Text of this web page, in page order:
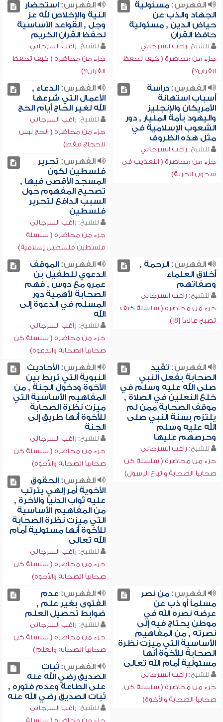
الفهرس:مسئولية
الجهاد والذب عن
حياض الدين , مسئولية
حافظ القرآن
للشيخ: راغب السرجاني
جزء من محاضرة ( كيف تحفظ
القرآن؟)
الفهرس:استحضار
النية والإخلاص لله عز
وجل , القواعد الأساسية
لحفظ القرآن الكريم
للشيخ: راغب السرجاني
جزء من محاضرة ( كيف تحفظ
القرآن؟)
الفهرس:دراسة
أسباب استهانة
الأمريكان والإنجليز
واليهود بأمة المليار , دور
الشعوب الإسلامية في
مثل هذه الظروف
للشيخ: راغب السرجاني
جزء من محاضرة ( التعذيب في
سجون الحرية)
الفهرس:الدعاء ,
الأعمال التي شرعها
الله لغير الحاج أيام الحج
للشيخ: راغب السرجاني
جزء من محاضرة ( الحج ليس
للحجاج فقط)
الفهرس: تحرير
فلسطين لكون
المسجد الأقصى فيها ,
تصحيح المفهوم حول
السبب الدافع لتحرير
فلسطين
للشيخ: راغب السرجاني
جزء من محاضرة ( سلسلة
فلسطين فلسطين إسلامية)
الفهرس:الرحمة ,
أخلاق العلماء
وصفاتهم
للشيخ: راغب السرجاني
جزء من محاضرة ( سلسلة كيف
تصبح عالماً [8])
الفهرس:الموقف
الدعوي للطفيل بن
عمرو مع دوس , فهم
الصحابة لأهمية دور
المسلم في الدعوة إلى
الله
للشيخ: راغب السرجاني
جزء من محاضرة ( سلسلة كن
صحابياً الصحابة والدعوة)
الفهرس: تقيد
الصحابة بفعل النبي
صلى الله عليه وسلم في
خلع النعلين في الصلاة ,
موقف الصحابة ممن لم
يلتزم بسنة النبي صلى
الله عليه وسلم
وحرصهم عليها
للشيخ: راغب السرجاني
جزء من محاضرة ( سلسلة كن
صحابياً الصحابة واتباع الرسول)
الفهرس:الأحاديث
النبوية التي تربط بين
الأخوة ودخول الجنة , من
المفاهيم الأساسية التي
ميزت نظرة الصحابة
للأخوة أنها طريق إلى
الجنة
للشيخ: راغب السرجاني
جزء من محاضرة ( سلسلة كن
صحابياً الصحابة والأخوة)
الفهرس:الحقوق
الأخوية أمر إلهي يترتب
عليه ثواب الدنيا والآخرة ,
من المفاهيم الأساسية
التي ميزت نظرة الصحابة
للأخوة أنها مسئولية أمام
الله تعالى
للشيخ: راغب السرجاني
جزء من محاضرة ( سلسلة كن
صحابياً الصحابة والأخوة)
الفهرس:من نصر
مسلماً أو ذب عن
عرضه نصره الله في
موطن يحتاج فيه إلى
نصرته , من المفاهيم
الأساسية التي ميزت نظرة
الصحابة للأخوة أنها
مسئولية أمام الله تعالى
للشيخ: راغب السرجاني
جزء من محاضرة ( سلسلة كن
صحابياً الصحابة والأخوة)
الفهرس: عدم
الفتوى بغير علم ,
ضوابط تحصيل العلم
للشيخ: راغب السرجاني
جزء من محاضرة ( سلسلة كن
صحابياً الصحابة والعلم)
الفهرس:ثبات
الصديق رضي الله عنه
على الطاعة وعدم فتوره ,
ثبات الصديق رضي الله عنه
للشيخ: راغب السرجاني
جزء من محاضرة ( سلسلة